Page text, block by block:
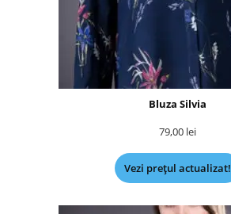
Bluza Silvia
79,00 lei
Vezi prețul actualizat!